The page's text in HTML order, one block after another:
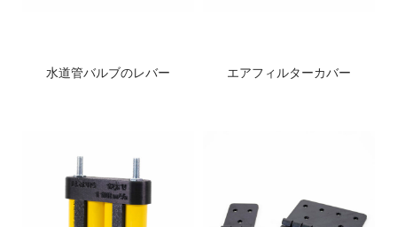
水道管バルブのレバー エアフィルターカバー